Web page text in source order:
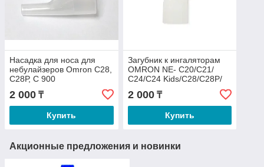
Насадка для носа для
небулайзеров Omron С28,
С28Р, С 900
2 000 ₸
Купить
Загубник к ингаляторам
OMRON NE- C20/C21/
С24/C24 Kids/С28/C28P/
С29/С30/C900
2 000₸
Купить
Акционные предложения и новинки